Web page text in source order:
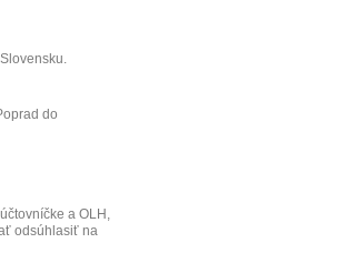
do
a OLH,
odsúhlasiť na